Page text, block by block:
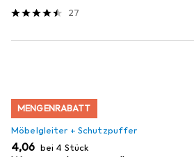
27
MENGENRABATT
Möbelgleiter + Schutzpuffer
EUR
4,06 bei 4 Stück